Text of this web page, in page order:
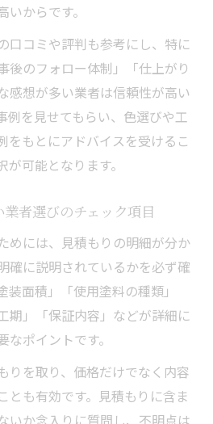
からです。
口コミや評判も参考にし、特に
後のフォロー体制」「仕上がり
感想が多い業者は信頼性が高い
例を見せてもらい、色選びや工
をもとにアドバイスを受けるこ
可能となります。
者選びのチェック項目
めには、見積もりの明細が分か
確に説明されているかを必ず確
面積」「使用塗料の種類」
期」「保証内容」などが詳細に
ポイントです。
りを取り、価格だけでなく内容
とも有効です。見積もりに含ま
いか念入りに質問し、不明点は